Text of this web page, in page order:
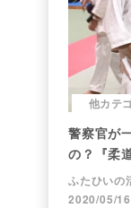
他カテ
警察官が
の？『柔
ふたひいの
2020/05/16